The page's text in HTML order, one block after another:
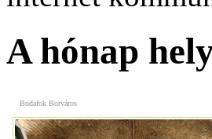
A hónap
Budafok Borváros